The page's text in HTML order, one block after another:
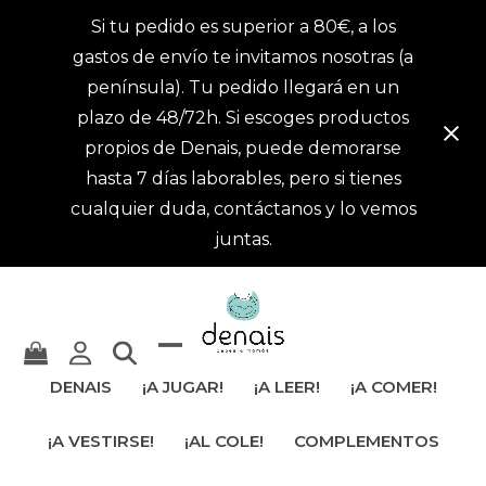
Si tu pedido es superior a 80€, a los
gastos de envío te invitamos nosotras (a
península). Tu pedido llegará en un
plazo de 48/72h. Si escoges productos
propios de Denais, puede demorarse
hasta 7 días laborables, pero si tienes
cualquier duda, contáctanos y lo vemos
juntas.
ocultar
móvil
DENAIS ¡A JUGAR! ¡A LEER! ¡A COMER!
¡A VESTIRSE! ¡AL COLE! COMPLEMENTOS